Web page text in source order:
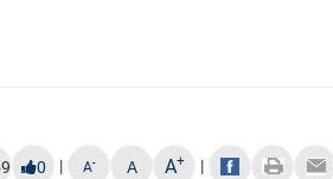
0 | A- A A+ |